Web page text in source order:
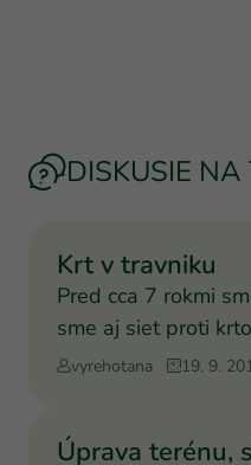
DISKUSIE
Krt v travniku
Pred cca 7 rokmi
sme aj siet proti
minuly vikenfld
vyrehotana 19. 9.
Úprava terénu,